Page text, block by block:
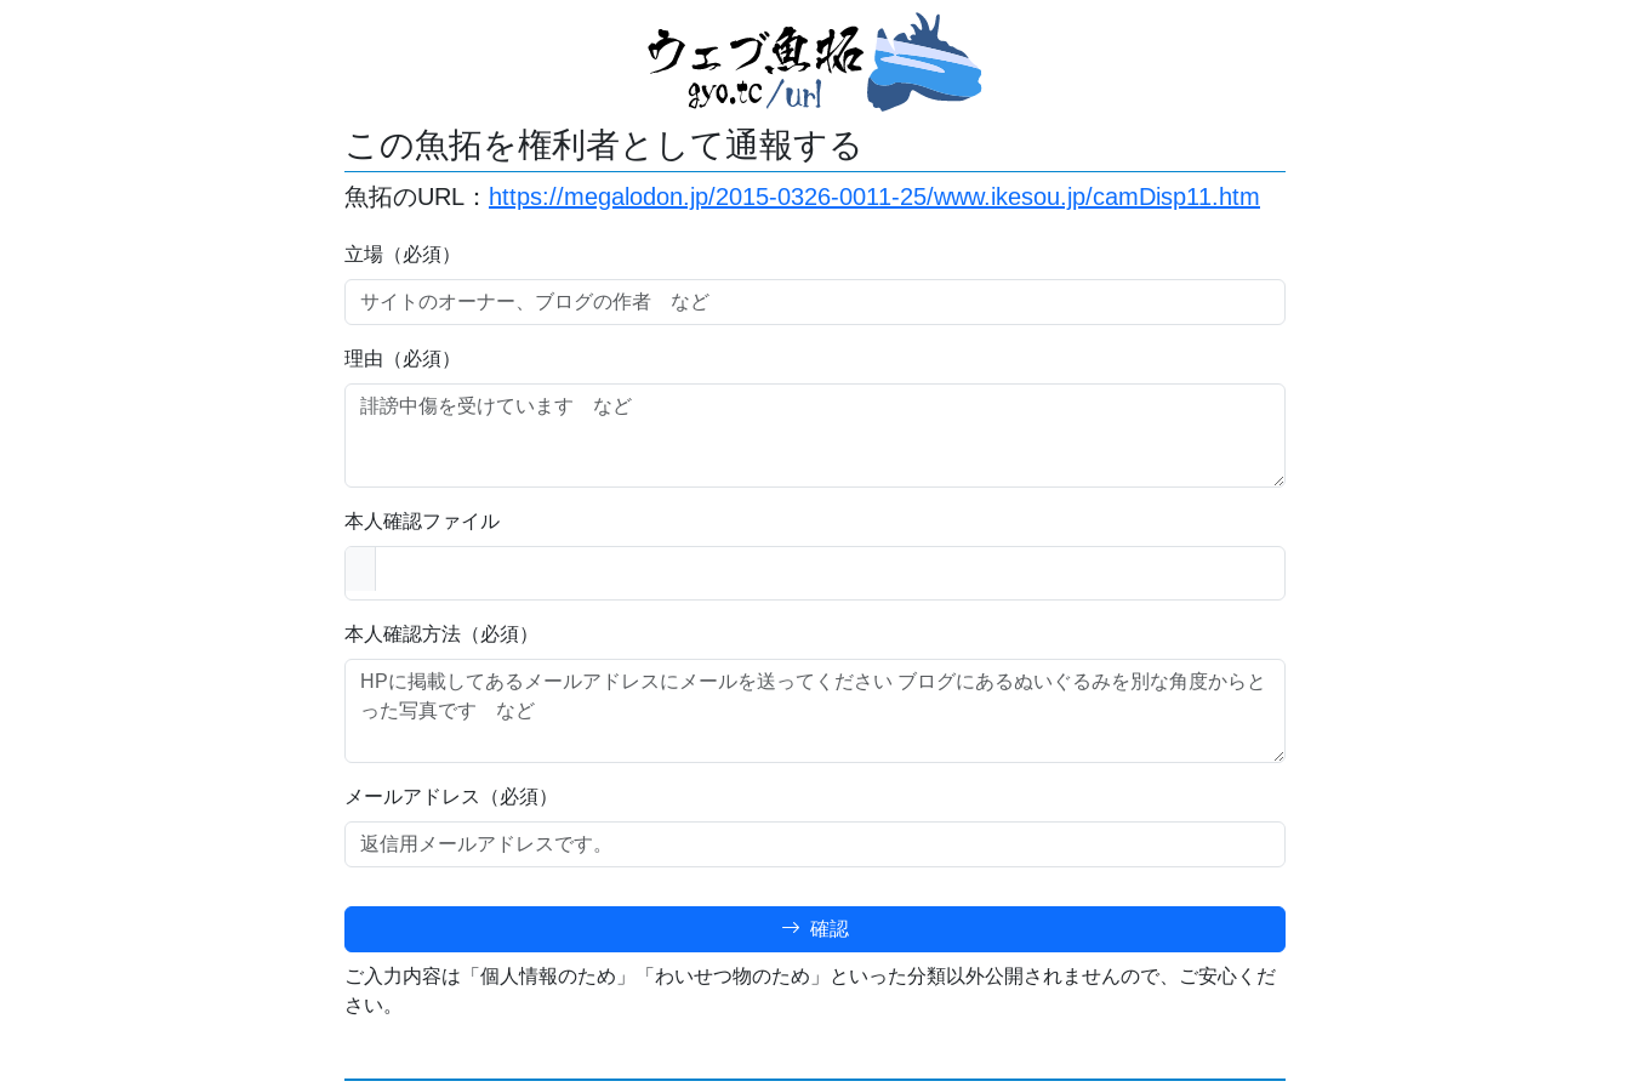
この魚拓を権利者として通報する
魚拓のURL： https://megalodon.jp/2015-0326-0011-25/www.ikesou.jp/camDisp11.htm
立場（必須）
理由（必須）
本人確認ファイル
本人確認方法（必須）
メールアドレス（必須）
確認
ご入力内容は「個人情報のため」「わいせつ物のため」といった分類以外公開されませんので、ご安心くだ
さい。